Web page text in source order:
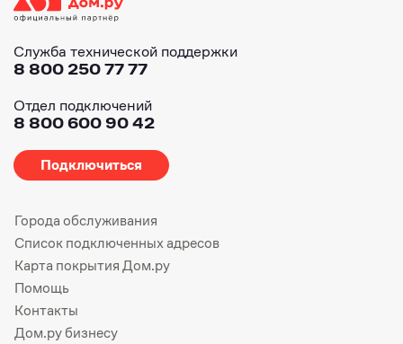
Служба технической поддержки
8 800 250 77 77
Отдел подключений
8 800 600 90 42
Подключиться
Города обслуживания
Список подключенных адресов
Карта покрытия Дом.ру
Помощь
Контакты
Дом.ру бизнесу